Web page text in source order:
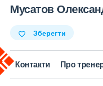
Мусатов
Зберегти
Контакти Про